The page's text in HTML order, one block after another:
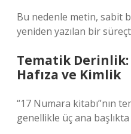
Bu nedenle metin, sabit
yeniden yazılan bir
Tematik Derinlik:
Hafıza ve Kimlik
“17 Numara kitabı”nın
genellikle üç ana